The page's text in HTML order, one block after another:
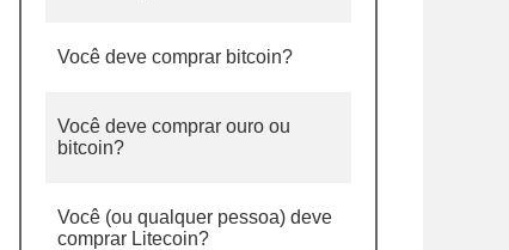
Você deve comprar bitcoin?
Você deve comprar ouro ou
bitcoin?
Você (ou qualquer pessoa) deve
comprar Litecoin?